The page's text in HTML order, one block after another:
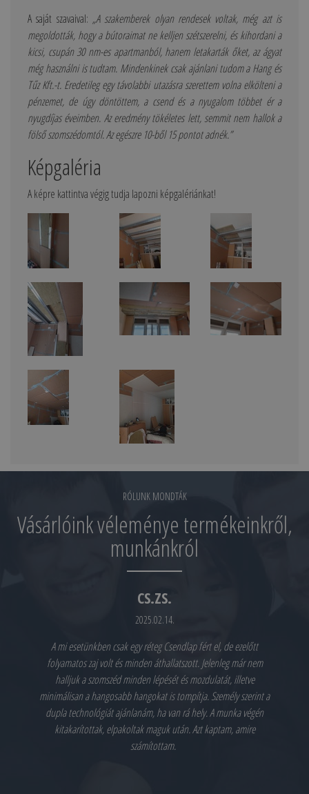
A saját szavaival: „A szakemberek olyan rendesek voltak, még azt is
megoldották, hogy a bútoraimat ne kelljen szétszerelni, és kihordani a
kicsi, csupán 30 nm-es apartmanból, hanem letakarták őket, az ágyat
még használni is tudtam. Mindenkinek csak ajánlani tudom a Hang és
Tűz Kft.-t. Eredetileg egy távolabbi utazásra szerettem volna elkölteni a
pénzemet, de úgy döntöttem, a csend és a nyugalom többet ér a
nyugdíjas éveimben. Az eredmény tökéletes lett, semmit nem hallok a
fölső szomszédomtól. Az egészre 10-ből 15 pontot adnék.”
Képgaléria
A képre kattintva végig tudja lapozni képgalériánkat!
RÓLUNK MONDTÁK
Vásárlóink véleménye termékeinkről,
munkánkról
CS.ZS.
2025.02.14.
A mi esetünkben csak egy réteg Csendlap fért el, de ezelőtt
folyamatos zaj volt és minden áthallatszott. Jelenleg már nem
halljuk a szomszéd minden lépését és mozdulatát, illetve
minimálisan a hangosabb hangokat is tompítja. Személy szerint a
dupla technológiát ajánlanám, ha van rá hely. A munka végén
kitakarítottak, elpakoltak maguk után. Azt kaptam, amire
számítottam.